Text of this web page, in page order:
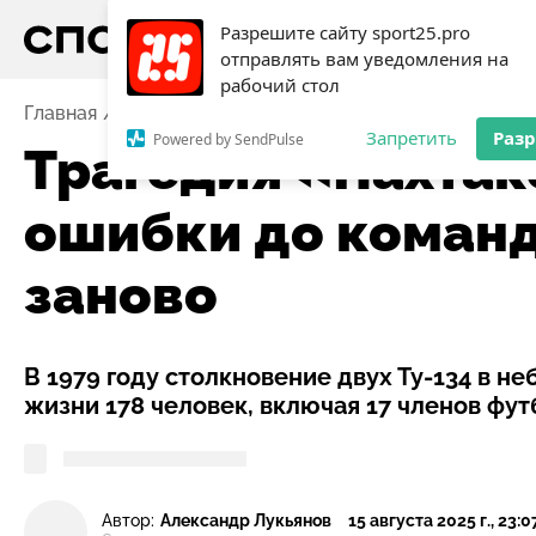
Разрешите сайту sport25.pro
отправлять вам уведомления на
рабочий стол
Powered by SendPulse Запретить
Главная Трагедия
Трагедия
ошибки до
заново
В 1979 году столкновение двух Ту-134 в
жизни 178 человек, включая 17 членов
Автор: Александр Лукьянов 15 августа 2025 г.,